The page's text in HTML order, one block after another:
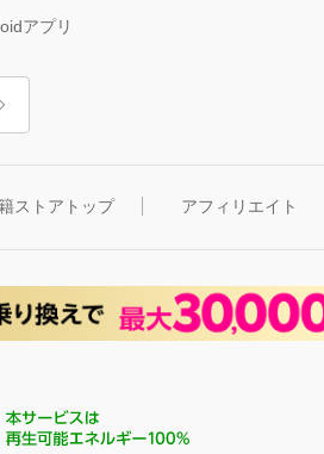
アプリ
ストアトップ アフィリエイト